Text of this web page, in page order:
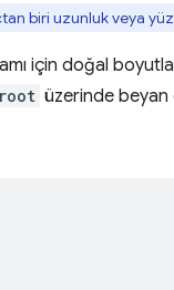
biri uzunluk veya
için doğal
üzerinde beyan